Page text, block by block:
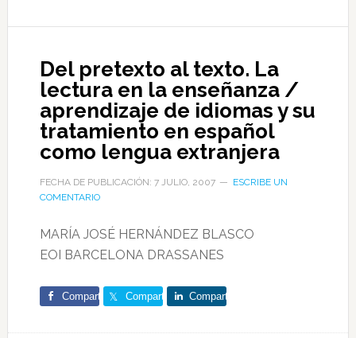
Del pretexto al texto. La
lectura en la enseñanza /
aprendizaje de idiomas y su
tratamiento en español
como lengua extranjera
FECHA DE PUBLICACIÓN: 7 JULIO, 2007
ESCRIBE UN
COMENTARIO
MARÍA JOSÉ HERNÁNDEZ BLASCO
EOI BARCELONA DRASSANES
Comparte Comparte Comparte